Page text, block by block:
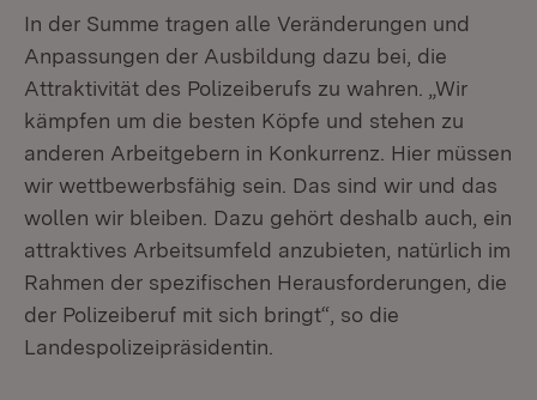
In der Summe tragen alle Veränderungen und
Anpassungen der Ausbildung dazu bei, die
Attraktivität des Polizeiberufs zu wahren. „Wir
kämpfen um die besten Köpfe und stehen zu
anderen Arbeitgebern in Konkurrenz. Hier müssen
wir wettbewerbsfähig sein. Das sind wir und das
wollen wir bleiben. Dazu gehört deshalb auch, ein
attraktives Arbeitsumfeld anzubieten, natürlich im
Rahmen der spezifischen Herausforderungen, die
der Polizeiberuf mit sich bringt“, so die
Landespolizeipräsidentin.